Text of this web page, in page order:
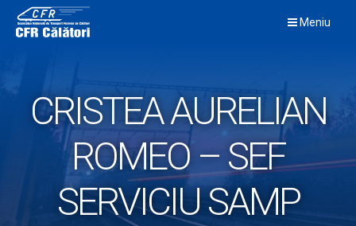
content
Meniu
CRISTEA AURELIAN
ROMEO – SEF
SERVICIU SAMP